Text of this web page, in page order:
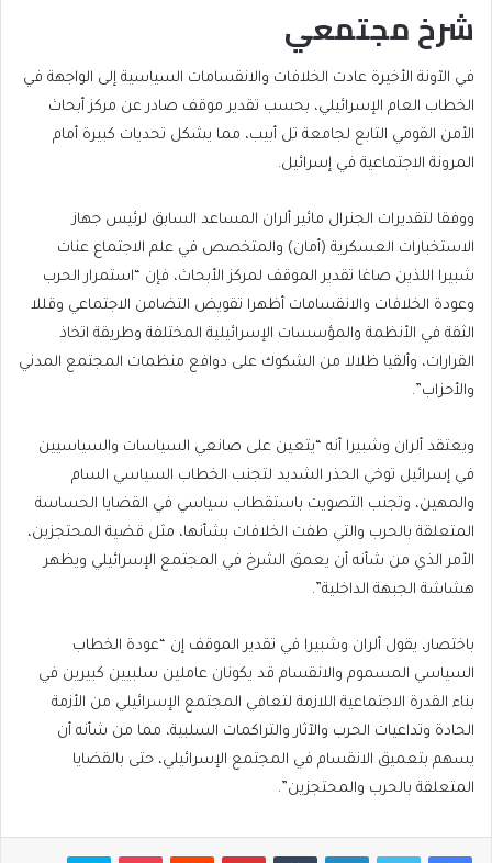
شرخ مجتمعي
في الآونة الأخيرة عادت الخلافات والانقسامات السياسية إلى الواجهة في
الخطاب العام الإسرائيلي، بحسب تقدير موقف صادر عن مركز أبحاث
الأمن القومي التابع لجامعة تل أبيب، مما يشكل تحديات كبيرة أمام
المرونة الاجتماعية في إسرائيل.
ووفقا لتقديرات الجنرال مائير ألران المساعد السابق لرئيس جهاز
الاستخبارات العسكرية (أمان) والمتخصص في علم الاجتماع عنات
شبيرا اللذين صاغا تقدير الموقف لمركز الأبحاث، فإن “استمرار الحرب
وعودة الخلافات والانقسامات أظهرا تقويض التضامن الاجتماعي وقللا
الثقة في الأنظمة والمؤسسات الإسرائيلية المختلفة وطريقة اتخاذ
القرارات، وألقيا ظلالا من الشكوك على دوافع منظمات المجتمع المدني
والأحزاب”.
ويعتقد ألران وشبيرا أنه “يتعين على صانعي السياسات والسياسيين
في إسرائيل توخي الحذر الشديد لتجنب الخطاب السياسي السام
والمهين، وتجنب التصويت باستقطاب سياسي في القضايا الحساسة
المتعلقة بالحرب والتي طفت الخلافات بشأنها، مثل قضية المحتجزين،
الأمر الذي من شأنه أن يعمق الشرخ في المجتمع الإسرائيلي ويظهر
هشاشة الجبهة الداخلية”.
باختصار، يقول ألران وشبيرا في تقدير الموقف إن “عودة الخطاب
السياسي المسموم والانقسام قد يكونان عاملين سلبيين كبيرين في
بناء القدرة الاجتماعية اللازمة لتعافي المجتمع الإسرائيلي من الأزمة
الحادة وتداعيات الحرب والآثار والتراكمات السلبية، مما من شأنه أن
يسهم بتعميق الانقسام في المجتمع الإسرائيلي، حتى بالقضايا
المتعلقة بالحرب والمحتجزين”.
فيسبوكتويتر لينكدإن بينتيريست بوكيت سكايب